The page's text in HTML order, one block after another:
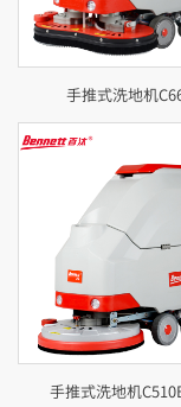
手推式洗地机
手推式洗地机